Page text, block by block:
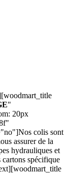
"
20px
colis sont
assurer de la
hydrauliques et
cartons spécifique